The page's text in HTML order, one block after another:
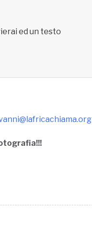
ed un testo